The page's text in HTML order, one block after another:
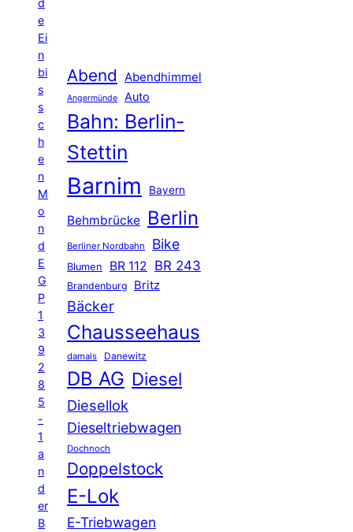
d
e
Ei
n
bi
s
s
c
h
e
n
M
o
n
d
E
G
P
1
3
9
2
8
5
-
1
a
n
d
er
B
Abend Abendhimmel
Angermünde Auto
Bahn: Berlin-
Stettin
Barnim Bayern
Behmbrücke Berlin
Berliner Nordbahn Bike
Blumen BR 112 BR 243
Brandenburg Britz
Bäcker
Chausseehaus
damals Danewitz
DB AG Diesel
Diesellok
Dieseltriebwagen
Dochnoch
Doppelstock
E-Lok
E-Triebwagen